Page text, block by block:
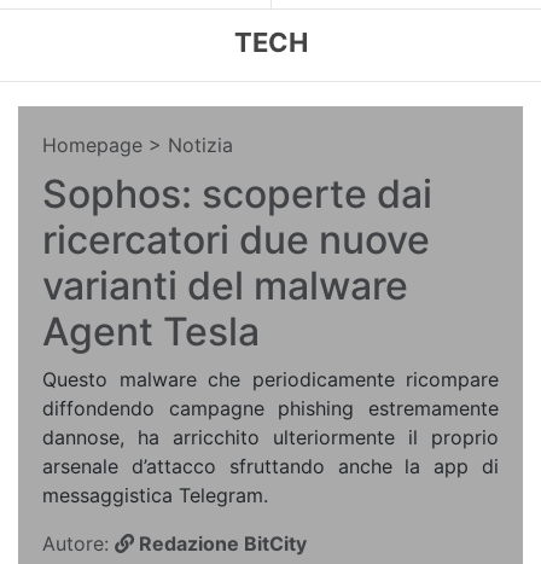
TECH
Homepage > Notizia
Sophos: scoperte dai
ricercatori due nuove
varianti del malware
Agent Tesla
Questo malware che periodicamente ricompare
diffondendo campagne phishing estremamente
dannose, ha arricchito ulteriormente il proprio
arsenale d’attacco sfruttando anche la app di
messaggistica Telegram.
Autore:
Redazione BitCity